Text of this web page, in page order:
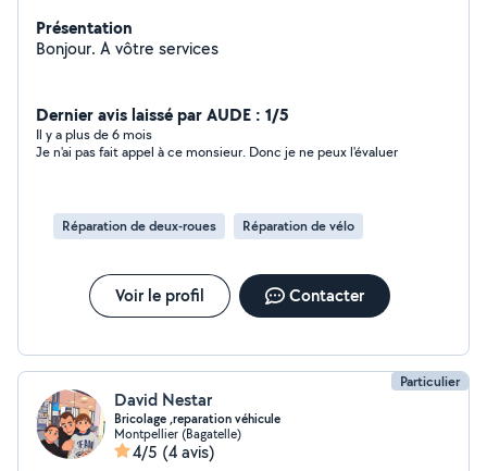
Présentation
Bonjour. A vôtre services
Dernier avis laissé par AUDE : 1/5
Il y a plus de 6 mois
Je n'ai pas fait appel à ce monsieur. Donc je ne peux l'évaluer
Réparation de deux-roues Réparation de vélo
Voir le profil Contacter
Particulier
David Nestar
Bricolage ,reparation véhicule
Montpellier (Bagatelle)
4/5 (4 avis)